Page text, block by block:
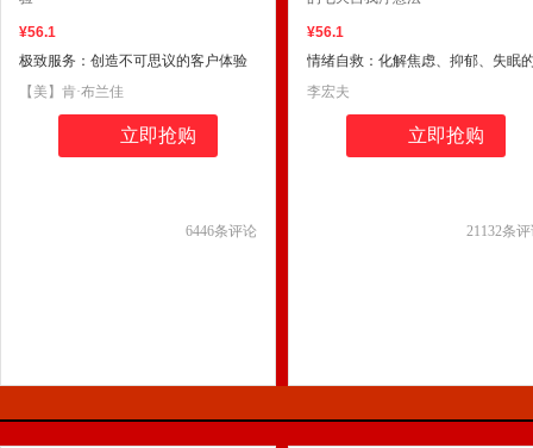
¥56.1
极致服务：创造不可思议的客户体验
6446条评论
【美】肯·布兰佳
立即抢购
¥56.1
情绪自救：化解焦虑、抑郁、失眠
七天自我疗愈法
21132条
李宏夫
立即抢购